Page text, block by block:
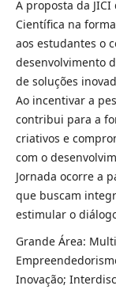
A proposta da
Científica na
aos estudantes o
desenvolvimento
de soluções
Ao incentivar a
contribui para a
criativos e
com o
Jornada ocorre a
que buscam
estimular o
Grande Área:
Inovação;